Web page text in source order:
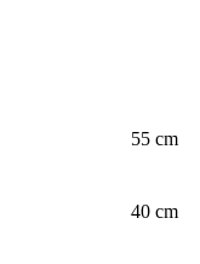
55 cm
40 cm